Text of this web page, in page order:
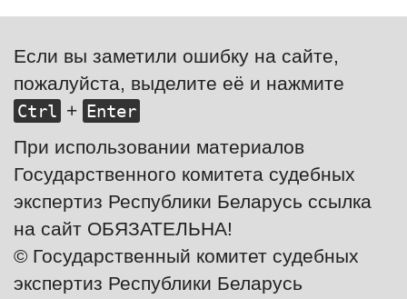
Если вы заметили ошибку на сайте,
пожалуйста, выделите её и нажмите
Ctrl + Enter
При использовании материалов
Государственного комитета судебных
экспертиз Республики Беларусь ссылка
на сайт ОБЯЗАТЕЛЬНА!
© Государственный комитет судебных
экспертиз Республики Беларусь